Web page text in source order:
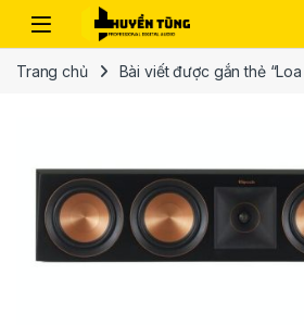
Trang chủ Bài viết được gắn thẻ